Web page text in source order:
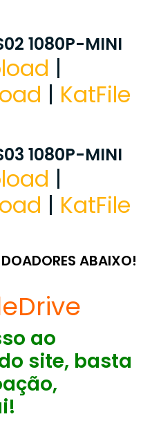
1080P-MINI
|
| KatFile
1080P-MINI
|
| KatFile
ABAIXO!
ao
site, basta